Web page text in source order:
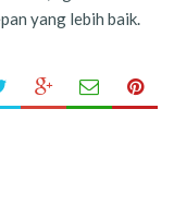
yang lebih baik.